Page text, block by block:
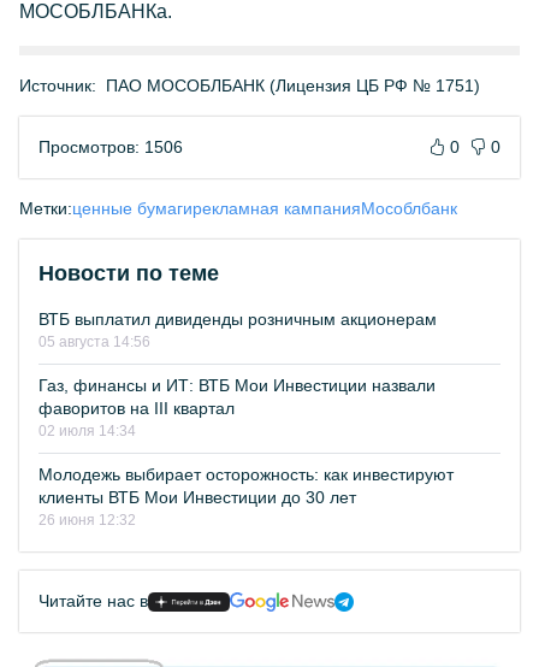
МОСОБЛБАНКа.
Источник: ПАО МОСОБЛБАНК (Лицензия ЦБ РФ № 1751)
Просмотров: 1506 0 0
Метки:ценные бумагирекламная кампанияМособлбанк
Новости по теме
ВТБ выплатил дивиденды розничным акционерам
05 августа 14:56
Газ, финансы и ИТ: ВТБ Мои Инвестиции назвали
фаворитов на III квартал
02 июля 14:34
Молодежь выбирает осторожность: как инвестируют
клиенты ВТБ Мои Инвестиции до 30 лет
26 июня 12:32
Читайте нас в